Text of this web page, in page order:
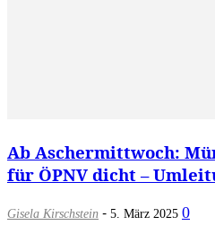
Ab Aschermittwoch:
für ÖPNV dicht –
Gisela Kirschstein - 5. März 2025 0